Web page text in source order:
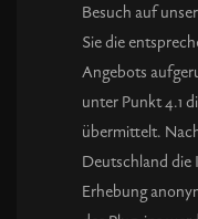
Besuch auf
Sie die
Angebots
unter Punkt 4.1
übermittelt.
Deutschland die
Erhebung